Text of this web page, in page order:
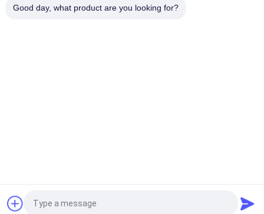
Vraag een offerte aan
Good day, what product are you looking for?